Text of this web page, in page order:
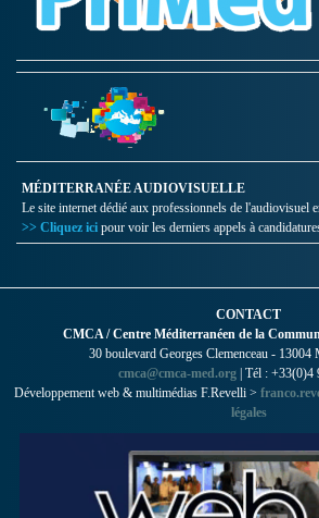
MÉDITERRANÉE AUDIOVISUELLE
Le site internet dédié aux professionnels de l'audiovisuel
>> Cliquez ici pour voir les derniers appels à
CONTACT
CMCA / Centre Méditerranéen de la
30 boulevard Georges Clemenceau - 13004
cmca@cmca-med.org | Tél : +33(0)4
Développement web & multimédias F.Revelli >
légales